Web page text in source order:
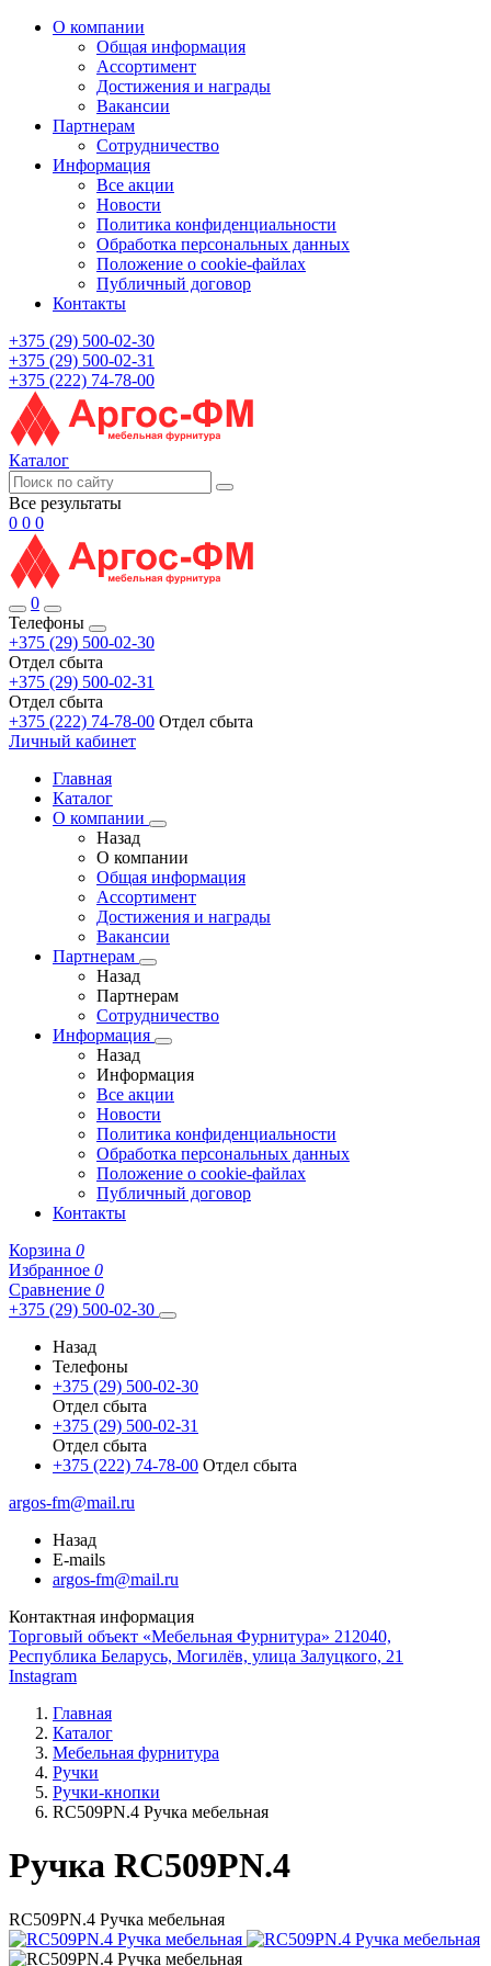
О компании
Общая информация
Ассортимент
Достижения и награды
Вакансии
Партнерам
Сотрудничество
Информация
Все акции
Новости
Политика конфиденциальности
Обработка персональных данных
Положение о cookie-файлах
Публичный договор
Контакты
+375 (29) 500-02-30
+375 (29) 500-02-31
+375 (222) 74-78-00
Каталог
Все результаты
0 0 0
0
Телефоны
+375 (29) 500-02-30
Отдел сбыта
+375 (29) 500-02-31
Отдел сбыта
+375 (222) 74-78-00 Отдел сбыта
Личный кабинет
Главная
Каталог
О компании
Назад
О компании
Общая информация
Ассортимент
Достижения и награды
Вакансии
Партнерам
Назад
Партнерам
Сотрудничество
Информация
Назад
Информация
Все акции
Новости
Политика конфиденциальности
Обработка персональных данных
Положение о cookie-файлах
Публичный договор
Контакты
Корзина 0
Избранное 0
Сравнение 0
+375 (29) 500-02-30
Назад
Телефоны
+375 (29) 500-02-30
Отдел сбыта
+375 (29) 500-02-31
Отдел сбыта
+375 (222) 74-78-00 Отдел сбыта
argos-fm@mail.ru
Назад
E-mails
argos-fm@mail.ru
Контактная информация
Торговый объект «Мебельная Фурнитура» 212040,
Республика Беларусь, Могилёв, улица Залуцкого, 21
Instagram
Главная
Каталог
Мебельная фурнитура
Ручки
Ручки-кнопки
RC509PN.4 Ручка мебельная
Ручка RC509PN.4
RC509PN.4 Ручка мебельная